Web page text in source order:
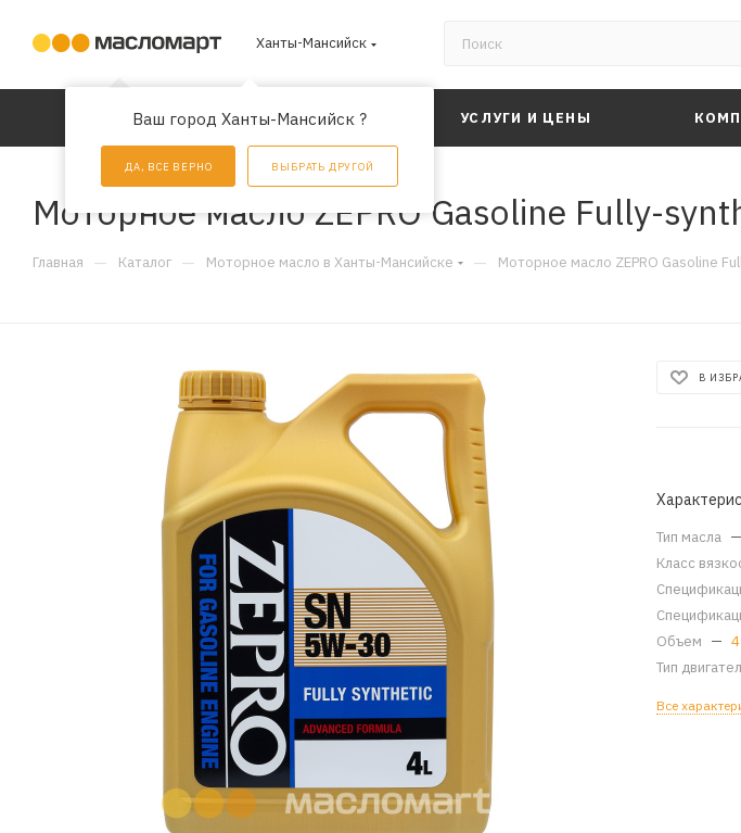
Ханты-Мансийск
Ваш город Ханты-Мансийск ?
ДА, ВСЕ ВЕРНО ВЫБРАТЬ ДРУГОЙ
КАТАЛОГ АКЦИИ УСЛУГИ И ЦЕНЫ
Моторное масло ZEPRO Gasoline Fully-
Главная — Каталог — Моторное масло в Ханты-Мансийске — Моторное масло ZEPRO Gasoline
В
Тип масла —
Класс
Объем — 4
Тип
Все